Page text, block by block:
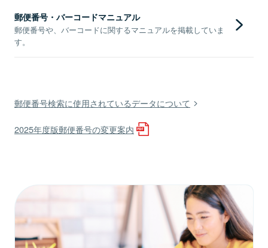
郵便番号・バーコードマニュアル
郵便番号や、バーコードに関するマニュアルを掲載していま
す。
郵便番号検索に使用されているデータについて
2025年度版郵便番号の変更案内